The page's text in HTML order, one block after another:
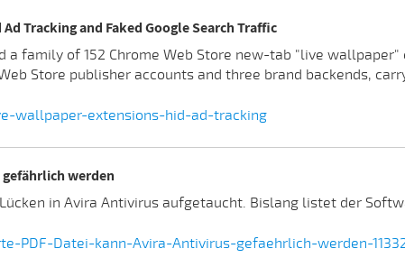
Tracking and Faked Google Search Traffic
a family of 152 Chrome Web Store new-tab "live
Store publisher accounts and three brand backends,
wallpaper-extensions-hid-ad-tracking
werden
in Avira Antivirus aufgetaucht. Bislang listet der
PDF-Datei-kann-Avira-Antivirus-gefaehrlich-werden-